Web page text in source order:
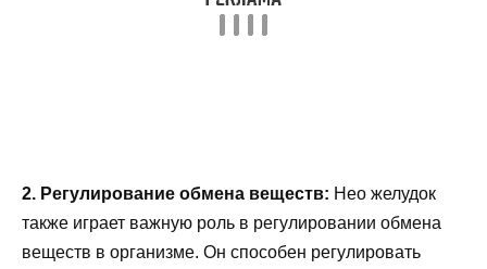
2. Регулирование обмена веществ: Нео желудок
также играет важную роль в регулировании обмена
веществ в организме. Он способен регулировать